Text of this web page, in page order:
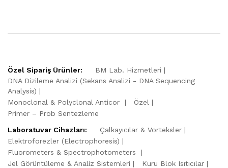
Özel Sipariş Ürünler:
BM Lab. Hizmetleri
DNA Dizileme Analizi (Sekans Analizi - DNA Sequencing
Analysis)
Monoclonal & Polyclonal Anticor
Özel
Primer – Prob Sentezleme
Laboratuvar Cihazları:
Çalkayıcılar & Vorteksler
Elektroforezler (Electrophoresis)
Fluorometers & Spectrophotometers
Jel Görüntüleme & Analiz Sistemleri
Kuru Blok Isıtıcılar